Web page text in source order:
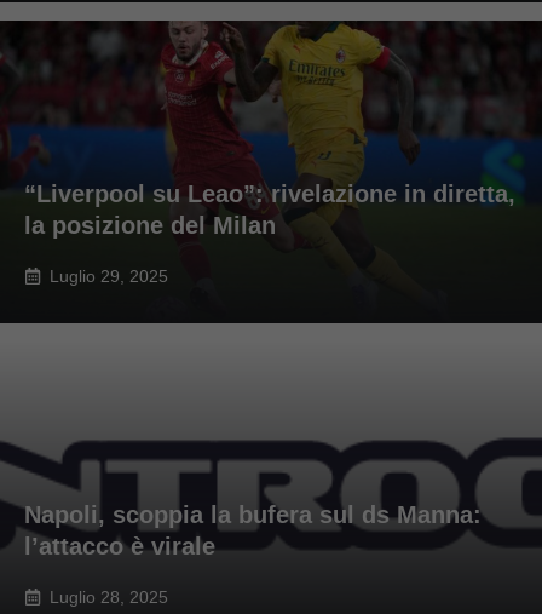
“Liverpool su Leao”: rivelazione in diretta,
la posizione del Milan
Luglio 29, 2025
Napoli, scoppia la bufera sul ds Manna:
l’attacco è virale
Luglio 28, 2025